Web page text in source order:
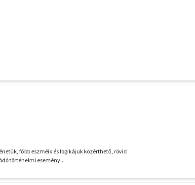
főbb eszméik és logikájuk közérthető, rövid
történelmi esemény...